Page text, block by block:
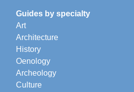
Guides by specialty
Art
Architecture
History
Oenology
Archeology
Culture